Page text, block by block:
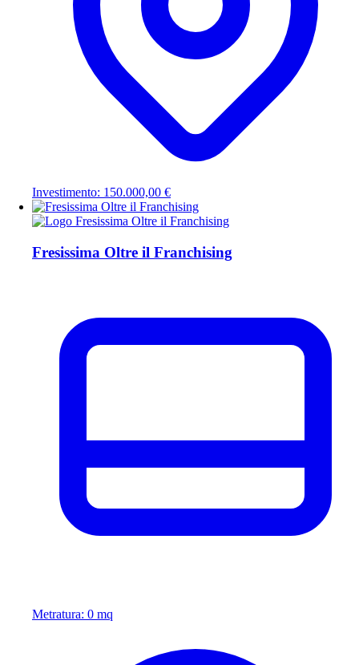
Investimento: 150.000,00 €
Fresissima Oltre il Franchising
Metratura: 0 mq